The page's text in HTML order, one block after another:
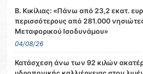
Β. Κικίλιας: «Πάνω από 23,2 εκατ.
περισσότερους από 281.000
Μεταφορικού Ισοδυνάμου»
04/08/26
Κατάσχεση άνω των 92 κιλών